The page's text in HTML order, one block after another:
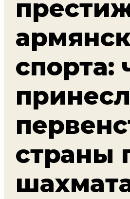
спорта:
страны